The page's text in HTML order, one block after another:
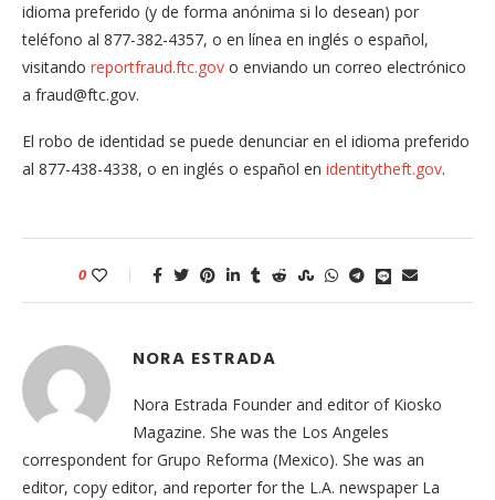
idioma preferido (y de forma anónima si lo desean) por
teléfono al 877-382-4357, o en línea en inglés o español,
visitando reportfraud.ftc.gov o enviando un correo electrónico
a fraud@ftc.gov.
El robo de identidad se puede denunciar en el idioma preferido
al 877-438-4338, o en inglés o español en identitytheft.gov.
0
NORA ESTRADA
Nora Estrada Founder and editor of Kiosko
Magazine. She was the Los Angeles
correspondent for Grupo Reforma (Mexico). She was an
editor, copy editor, and reporter for the L.A. newspaper La